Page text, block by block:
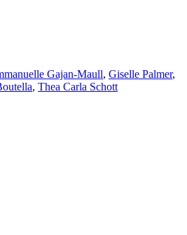
Gajan-Maull, Giselle Palmer,
, Thea Carla Schott